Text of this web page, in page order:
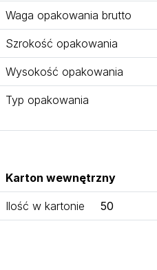
Waga opakowania brutto
Szrokość opakowania
Wysokość opakowania
Typ opakowania
Karton wewnętrzny
Ilość w kartonie 50